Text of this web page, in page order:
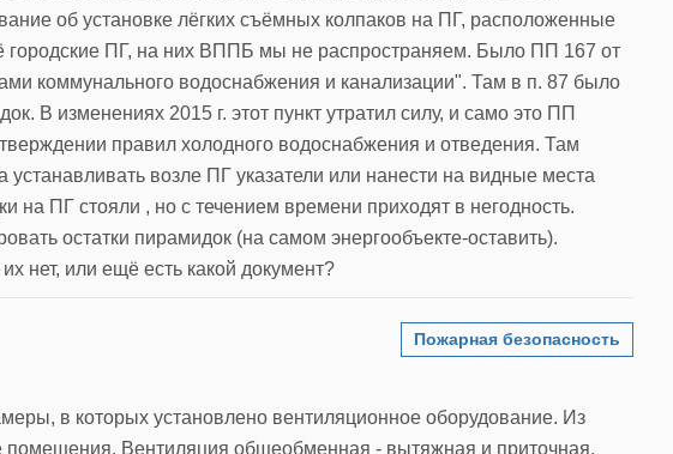
об установке лёгких съёмных колпаков на ПГ, расположенные
городские ПГ, на них ВППБ мы не распространяем. Было ПП 167 от
коммунального водоснабжения и канализации". Там в п. 87 было
В изменениях 2015 г. этот пункт утратил силу, и само это ПП
правил холодного водоснабжения и отведения. Там
возле ПГ указатели или нанести на видные места
ПГ стояли , но с течением времени приходят в негодность.
остатки пирамидок (на самом энергообъекте-оставить).
нет, или ещё есть какой документ?
Пожарная безопасность
в которых установлено вентиляционное оборудование. Из
Вентиляция общеобменная - вытяжная и приточная.